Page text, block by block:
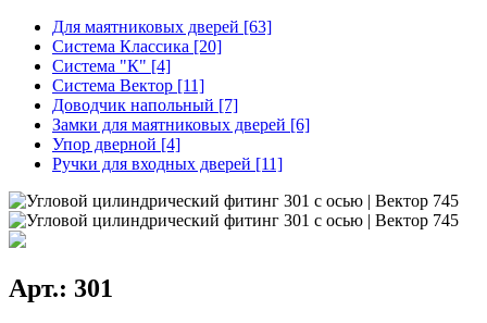
Для маятниковых дверей [63]
Система Классика [20]
Система "К" [4]
Система Вектор [11]
Доводчик напольный [7]
Замки для маятниковых дверей [6]
Упор дверной [4]
Ручки для входных дверей [11]
Арт.: 301